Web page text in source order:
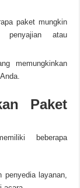
paket mungkin
penyajian atau
memungkinkan
Paket
beberapa
penyedia layanan,